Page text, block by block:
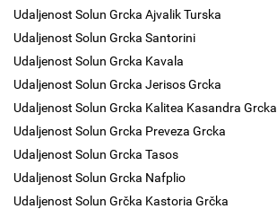
Udaljenost Solun Grcka Ajvalik Turska
Udaljenost Solun Grcka Santorini
Udaljenost Solun Grcka Kavala
Udaljenost Solun Grcka Jerisos Grcka
Udaljenost Solun Grcka Kalitea Kasandra Grcka
Udaljenost Solun Grcka Preveza Grcka
Udaljenost Solun Grcka Tasos
Udaljenost Solun Grcka Nafplio
Udaljenost Solun Grčka Kastoria Grčka